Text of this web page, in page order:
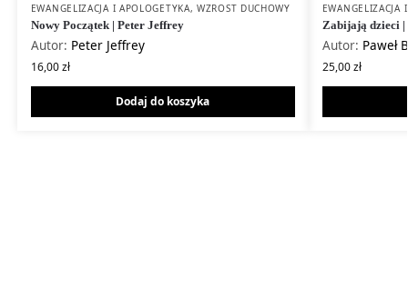
EWANGELIZACJA I APOLOGETYKA,WZROST DUCHOWY
Nowy Początek | Peter Jeffrey
Autor: Peter Jeffrey
16,00zł
Dodaj do koszyka
EWANGELIZACJA
Zabijają dzieci |
Autor: Paweł
25,00zł